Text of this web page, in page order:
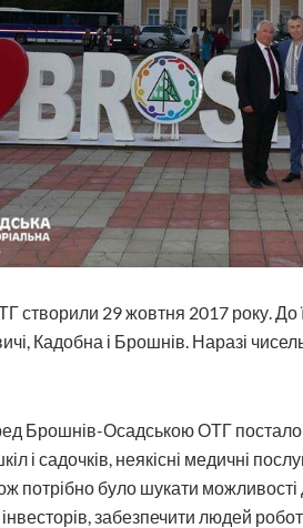
створили 29 жовтня 2017 року. До
Кадобна і Брошнів. Наразі
Брошнів-Осадською ОТГ
і садочків, неякісні медичні
потрібно було шукати можливості
забезпечити людей